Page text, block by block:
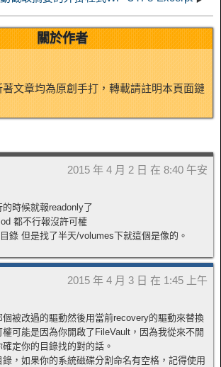
關於作者
文章均為原創手打，轉載請註明本頁面鏈
2015 年 4 月 2 日 在 8:40 午安
時候就報readonly了
都不行報沒許可權
錄 但是找了半天/volumes下就這個是像的。
2015 年 4 月 3 日 在 1:45 上午
個被改過的驅動然後用當前recovery的驅動來替換
可能是因為你開啟了FileVault，因為我從來不開
定你的目錄找的對的話。
，如果你的系統磁碟分割命名有空格，記得使用